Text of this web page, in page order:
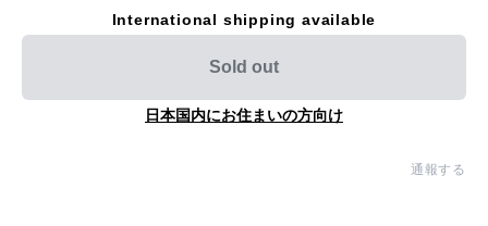
International shipping available
Sold out
日本国内にお住まいの方向け
通報する